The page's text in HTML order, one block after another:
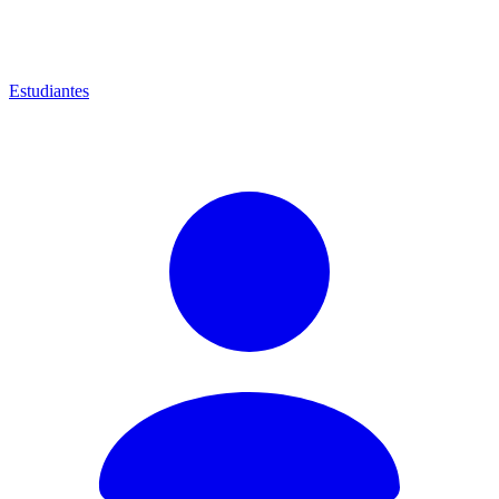
Estudiantes